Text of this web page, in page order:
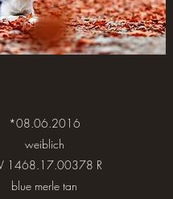
*08.06.2016
weiblich
1468.17.00378 R
blue merle tan